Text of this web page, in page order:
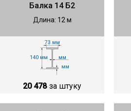
Балка 14 Б2
Длина: 12 м
140 мм
73 мм
мм
мм
20 478 за штуку